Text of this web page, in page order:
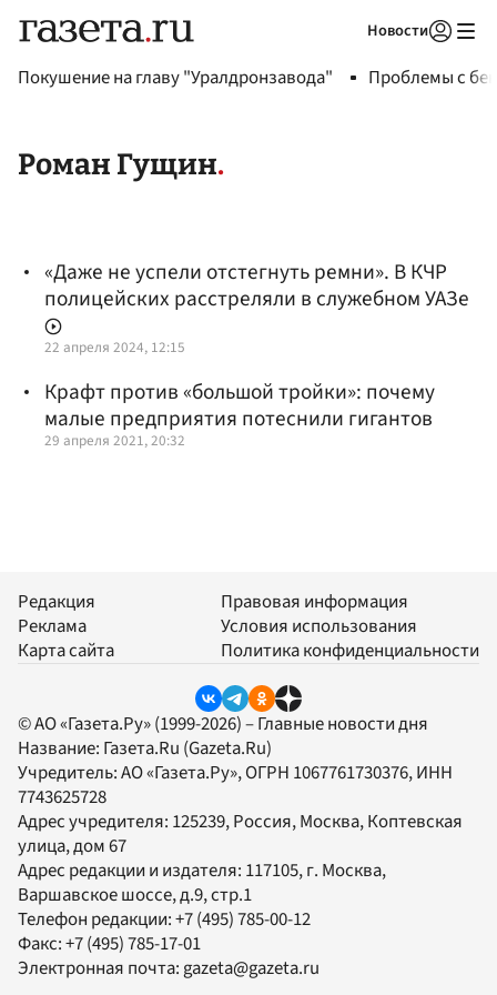
Новости
Покушение на главу "Уралдронзавода" Проблемы с
Роман Гущин
«Даже не успели отстегнуть ремни». В КЧР
полицейских расстреляли в служебном УАЗе
22 апреля 2024, 12:15
Крафт против «большой тройки»: почему
малые предприятия потеснили гигантов
29 апреля 2021, 20:32
Редакция
Реклама
Карта сайта
Правовая информация
Условия использования
Политика конфиденциальности
© АО «Газета.Ру» (1999-2026) – Главные новости дня
Название: Газета.Ru (Gazeta.Ru)
Учредитель:АО «Газета.Ру», ОГРН 1067761730376, ИНН
7743625728
Адрес учредителя: 125239, Россия, Москва, Коптевская
улица, дом 67
Адрес редакции и издателя: 117105, г. Москва,
Варшавское шоссе, д.9, стр.1
Телефон редакции:+7 (495) 785-00-12
Факс:+7 (495) 785-17-01
Электронная почта:gazeta@gazeta.ru